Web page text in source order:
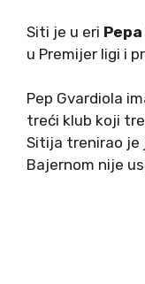
Siti je u eri
u Premijer ligi i
Pep Gvardiola
treći klub koji
Sitija trenirao je
Bajernom nije